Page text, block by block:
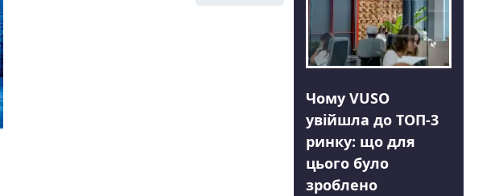
Чому VUSO
увійшла до ТОП-3
ринку: що для
цього було
зроблено